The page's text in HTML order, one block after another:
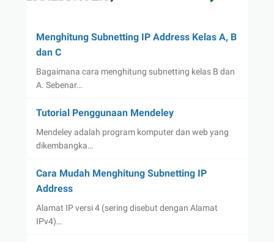
Menghitung Subnetting IP Address Kelas A, B
dan C
Bagaimana cara menghitung subnetting kelas B dan
A. Sebenar…
Tutorial Penggunaan Mendeley
Mendeley adalah program komputer dan web yang
dikembangka…
Cara Mudah Menghitung Subnetting IP
Address
Alamat IP versi 4 (sering disebut dengan Alamat
IPv4)…